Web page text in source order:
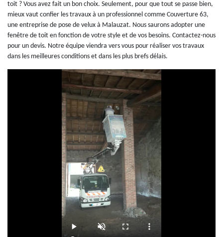
toit ? Vous avez fait un bon choix. Seulement, pour que tout se passe bien,
mieux vaut confier les travaux à un professionnel comme Couverture 63,
une entreprise de pose de velux à Malauzat. Nous saurons adopter une
fenêtre de toit en fonction de votre style et de vos besoins. Contactez-nous
pour un devis. Notre équipe viendra vers vous pour réaliser vos travaux
dans les meilleures conditions et dans les plus brefs délais.